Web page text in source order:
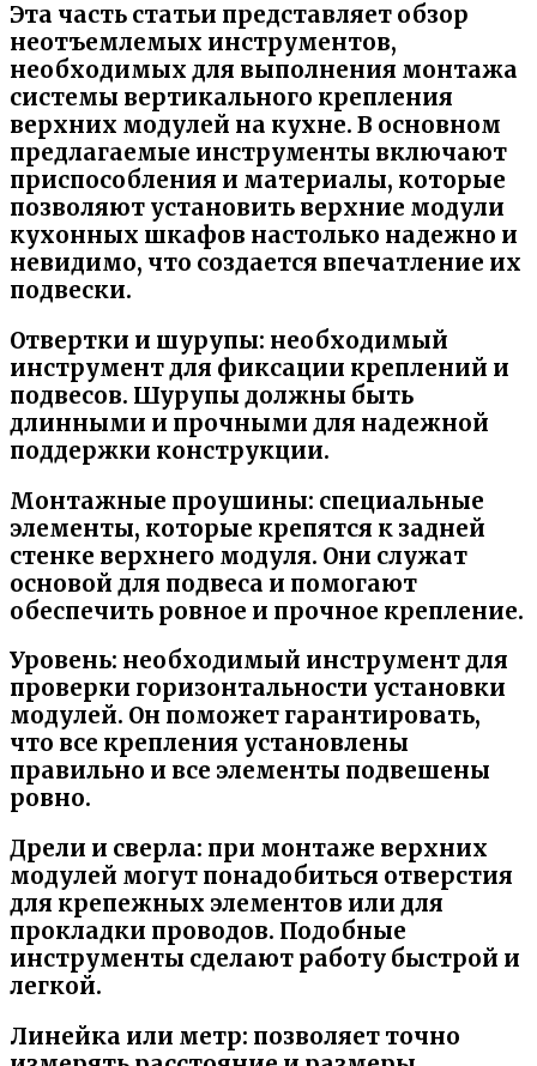
Эта часть статьи представляет обзор
неотъемлемых инструментов,
необходимых для выполнения монтажа
системы вертикального крепления
верхних модулей на кухне. В основном
предлагаемые инструменты включают
приспособления и материалы, которые
позволяют установить верхние модули
кухонных шкафов настолько надежно и
невидимо, что создается впечатление их
подвески.
Отвертки и шурупы: необходимый
инструмент для фиксации креплений и
подвесов. Шурупы должны быть
длинными и прочными для надежной
поддержки конструкции.
Монтажные проушины: специальные
элементы, которые крепятся к задней
стенке верхнего модуля. Они служат
основой для подвеса и помогают
обеспечить ровное и прочное крепление.
Уровень: необходимый инструмент для
проверки горизонтальности установки
модулей. Он поможет гарантировать,
что все крепления установлены
правильно и все элементы подвешены
ровно.
Дрели и сверла: при монтаже верхних
модулей могут понадобиться отверстия
для крепежных элементов или для
прокладки проводов. Подобные
инструменты сделают работу быстрой и
легкой.
Линейка или метр: позволяет точно